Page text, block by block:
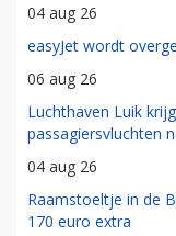
04 aug 26
easyJet wordt
06 aug 26
Luchthaven Luik
passagiersvluchten
04 aug 26
Raamstoeltje in de
170 euro extra